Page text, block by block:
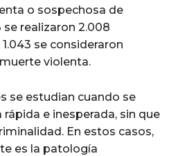
o sospechosa de
realizaron 2.008
se consideraron
violenta.
se estudian cuando se
e inesperada, sin que
En estos casos,
es la patología